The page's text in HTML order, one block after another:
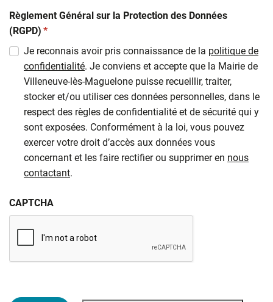
Règlement Général sur la Protection des Données
(RGPD) (obligatoire)
*
Je reconnais avoir pris connaissance de la politique de
confidentialité. Je conviens et accepte que la Mairie de
Villeneuve-lès-Maguelone puisse recueillir, traiter,
stocker et/ou utiliser ces données personnelles, dans le
respect des règles de confidentialité et de sécurité qui y
sont exposées. Conformément à la loi, vous pouvez
exercer votre droit d’accès aux données vous
concernant et les faire rectifier ou supprimer en nous
contactant.
CAPTCHA